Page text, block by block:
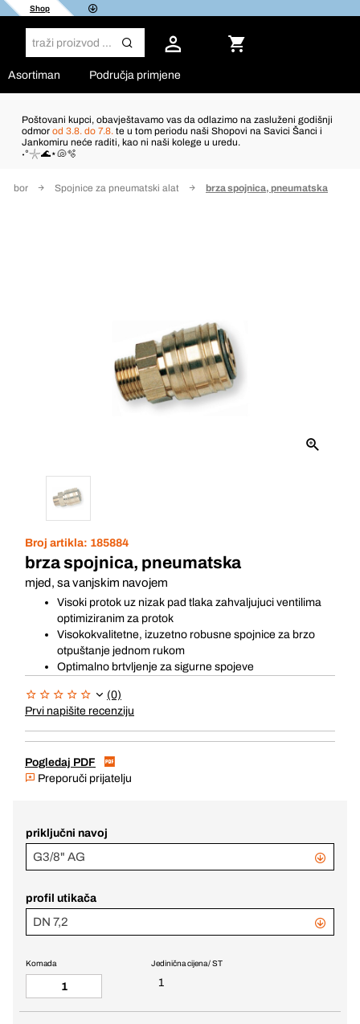
Shop
Asortiman Područja primjene
Poštovani kupci, obavještavamo vas da odlazimo na zasluženi godišnji
odmor od 3.8. do 7.8. te u tom periodu naši Shopovi na Savici Šanci i
Jankomiru neće raditi, kao ni naši kolege u uredu.
˖°𓇼🌊⋆🐚🫧
pribor Spojnice za pneumatski alat brza spojnica, pneumatska
Broj artikla: 185884
brza spojnica, pneumatska
mjed, sa vanjskim navojem
Visoki protok uz nizak pad tlaka zahvaljujuci ventilima
optimiziranim za protok
Visokokvalitetne, izuzetno robusne spojnice za brzo
otpuštanje jednom rukom
Optimalno brtvljenje za sigurne spojeve
(0)
Prvi napišite recenziju
Pogledaj PDF
Preporuči prijatelju
priključni navoj
G3/8" AG
profil utikača
DN 7,2
Jedinična cijena / ST
1
Komada